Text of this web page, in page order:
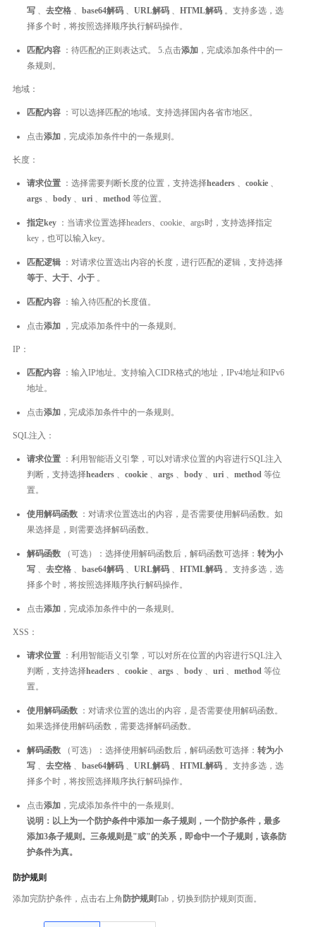
写 去空格 base64解码 URL解码 HTML解码 。支持多选，选
择多个时，将按照选择顺序执行解码操作。
匹配内容 ：待匹配的正则表达式。 5.点击添加 ，完成添加条件中的一
条规则。
地域：
匹配内容 ：可以选择匹配的地域。支持选择国内各省市地区。
点击添加 ，完成添加条件中的一条规则。
长度：
请求位置 ：选择需要判断长度的位置，支持选择headers cookie
args
body uri method 等位置。
指定key ：当请求位置选择headers、cookie、args时，支持选择指定
key，也可以输入key。
匹配逻辑 ：对请求位置选出内容的长度，进行匹配的逻辑，支持选择
等于、大于、小于 。
匹配内容 ：输入待匹配的长度值。
点击添加 ，完成添加条件中的一条规则。
IP：
匹配内容 ：输入IP地址。支持输入CIDR格式的地址，IPv4地址和IPv6
地址。
点击添加 ，完成添加条件中的一条规则。
SQL注入：
请求位置 ：利用智能语义引擎，可以对请求位置的内容进行SQL注入
判断，支持选择headers cookie args body uri method 等位
置。
使用解码函数 ：对请求位置选出的内容，是否需要使用解码函数。如
果选择是，则需要选择解码函数。
解码函数 （可选）：选择使用解码函数后，解码函数可选择： 转为小
写
去空格 base64解码 URL解码 HTML解码 。支持多选，选
择多个时，将按照选择顺序执行解码操作。
点击添加 ，完成添加条件中的一条规则。
XSS：
请求位置 ：利用智能语义引擎，可以对所在位置的内容进行SQL注入
判断，支持选择headers cookie args body uri method 等位
置。
使用解码函数 ：对请求位置的选出的内容，是否需要使用解码函数。
如果选择使用解码函数，需要选择解码函数。
解码函数 （可选）：选择使用解码函数后，解码函数可选择： 转为小
写
去空格 base64解码 URL解码 HTML解码 。支持多选，选
择多个时，将按照选择顺序执行解码操作。
点击添加 ，完成添加条件中的一条规则。
说明：以上为一个防护条件中添加一条子规则，一个防护条件，最多
添加3条子规则。三条规则是"或"的关系，即命中一个子规则，该条防
护条件为真。
防护规则
添加完防护条件，点击右上角 防护规则Tab，切换到防护规则页面。